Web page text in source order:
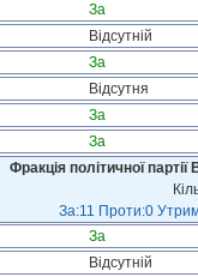
За
Відсутній
За
Відсутня
За
За
Фракція політичної
За:11 Проти:0
За
Відсутній